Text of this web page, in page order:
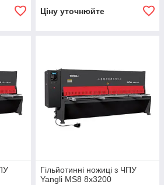
Ціну уточнюйте
Гільйотинні ножиці з ЧПУ
Yangli MS8 8х3200